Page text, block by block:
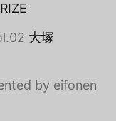
大塚
by eifonen